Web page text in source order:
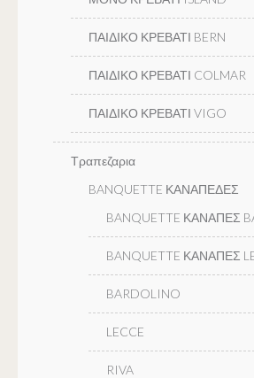
ΠΑΙΔΙΚΟ ΚΡΕΒΑΤΙ BERN
ΠΑΙΔΙΚΟ ΚΡΕΒΑΤΙ COLMAR
ΠΑΙΔΙΚΟ ΚΡΕΒΑΤΙ VIGO
Τραπεζαρια
BANQUETTE ΚΑΝΑΠΕΔΕΣ
BANQUETTE ΚΑΝΑΠΕΣ
BANQUETTE ΚΑΝΑΠΕΣ
BARDOLINO
LECCE
RIVA